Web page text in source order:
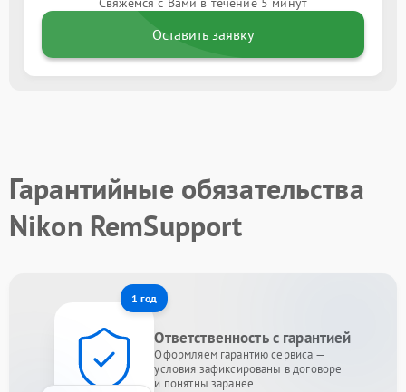
Оставить заявку
Гарантийные обязательства
Nikon RemSupport
1 год
Ответственность с гарантией
Оформляем гарантию сервиса —
условия зафиксированы в договоре
и понятны заранее.